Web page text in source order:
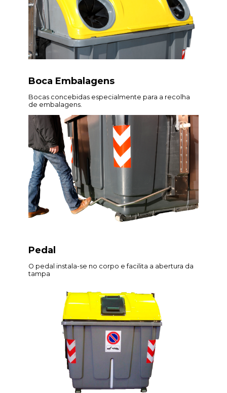
Boca Embalagens
Bocas concebidas especialmente para a recolha
de embalagens.
Pedal
O pedal instala-se no corpo e facilita a abertura da
tampa